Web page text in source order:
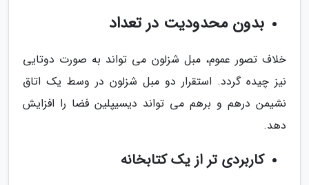
بدون محدودیت در تعداد
خلاف تصور عموم، مبل شزلون می تواند به صورت دوتایی
نیز چیده گردد. استقرار دو مبل شزلون در وسط یک اتاق
نشیمن درهم و برهم می تواند دیسیپلین فضا را افزایش
دهد.
کاربردی تر از یک کتابخانه